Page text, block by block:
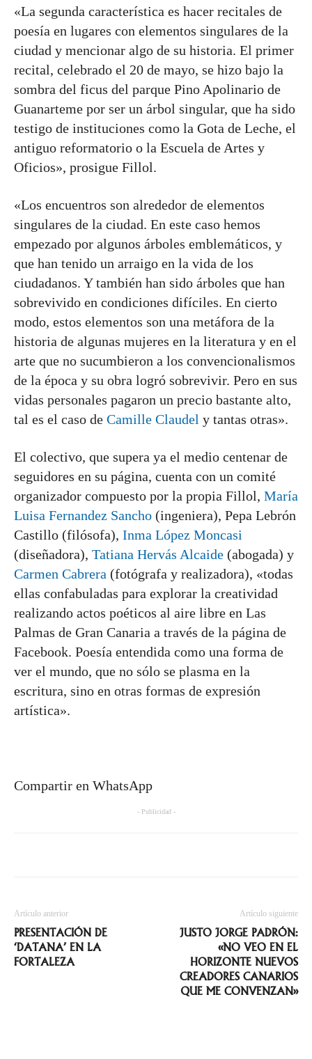
«La segunda característica es hacer recitales de
poesía en lugares con elementos singulares de la
ciudad y mencionar algo de su historia. El primer
recital, celebrado el 20 de mayo, se hizo bajo la
sombra del ficus del parque Pino Apolinario de
Guanarteme por ser un árbol singular, que ha sido
testigo de instituciones como la Gota de Leche, el
antiguo reformatorio o la Escuela de Artes y
Oficios», prosigue Fillol.
«Los encuentros son alrededor de elementos
singulares de la ciudad. En este caso hemos
empezado por algunos árboles emblemáticos, y
que han tenido un arraigo en la vida de los
ciudadanos. Y también han sido árboles que han
sobrevivido en condiciones difíciles. En cierto
modo, estos elementos son una metáfora de la
historia de algunas mujeres en la literatura y en el
arte que no sucumbieron a los convencionalismos
de la época y su obra logró sobrevivir. Pero en sus
vidas personales pagaron un precio bastante alto,
tal es el caso de Camille Claudel y tantas otras».
El colectivo, que supera ya el medio centenar de
seguidores en su página, cuenta con un comité
organizador compuesto por la propia Fillol, María
Luisa Fernandez Sancho (ingeniera), Pepa Lebrón
Castillo (filósofa), Inma López Moncasi
(diseñadora), Tatiana Hervás Alcaide (abogada) y
Carmen Cabrera (fotógrafa y realizadora), «todas
ellas confabuladas para explorar la creatividad
realizando actos poéticos al aire libre en Las
Palmas de Gran Canaria a través de la página de
Facebook. Poesía entendida como una forma de
ver el mundo, que no sólo se plasma en la
escritura, sino en otras formas de expresión
artística».
Compartir en WhatsApp
- Publicidad -
Artículo anterior
PRESENTACIÓN DE
‘DATANA’ EN LA
FORTALEZA
Artículo siguiente
JUSTO JORGE PADRÓN:
«NO VEO EN EL
HORIZONTE NUEVOS
CREADORES CANARIOS
QUE ME CONVENZAN»